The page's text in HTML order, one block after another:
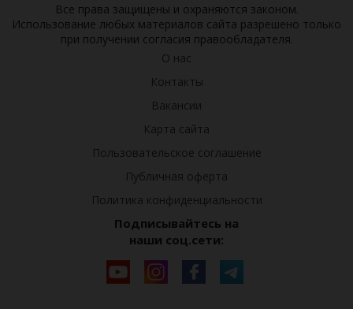
Все права защищены и охраняются законом.
Использование любых материалов сайта разрешено только
при получении согласия правообладателя.
О нас
Контакты
Вакансии
Карта сайта
Пользовательское соглашение
Публичная оферта
Политика конфиденциальности
Подписывайтесь на
наши соц.сети: